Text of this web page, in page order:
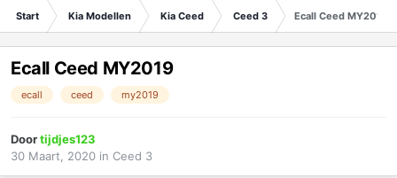
Start Kia Modellen Kia Ceed Ceed 3 Ecall Ceed MY2019
Ecall Ceed MY2019
ecall ceed my2019
Doortijdjes123
30 Maart, 2020 in Ceed 3